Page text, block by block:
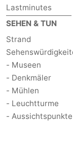
Lastminutes
SEHEN & TUN
Strand
- Museen
- Denkmäler
- Mühlen
- Leuchtturme
- Aussichtspunkte